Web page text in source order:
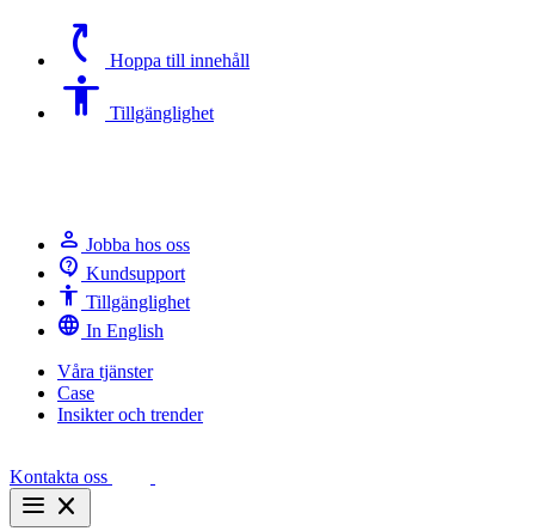
switch_access_shortcut Hoppa till innehåll
Accessibility Tillgänglighet
person Jobba hos oss
contact_support Kundsupport
Accessibility Tillgänglighet
language In English
Våra tjänster
Case
Insikter och trender
Kontakta oss
menu close